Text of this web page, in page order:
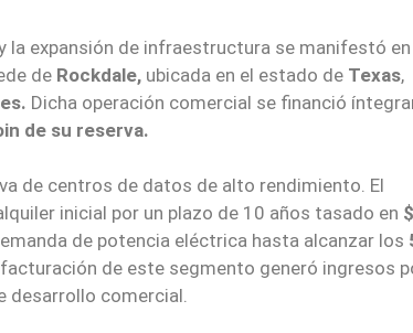
expansión de infraestructura se manifestó
de Rockdale, ubicada en el estado de Texas,
Dicha operación comercial se financió
de su reserva.
de centros de datos de alto rendimiento. El
inicial por un plazo de 10 años tasado en
de potencia eléctrica hasta alcanzar los
de este segmento generó ingresos
desarrollo comercial.